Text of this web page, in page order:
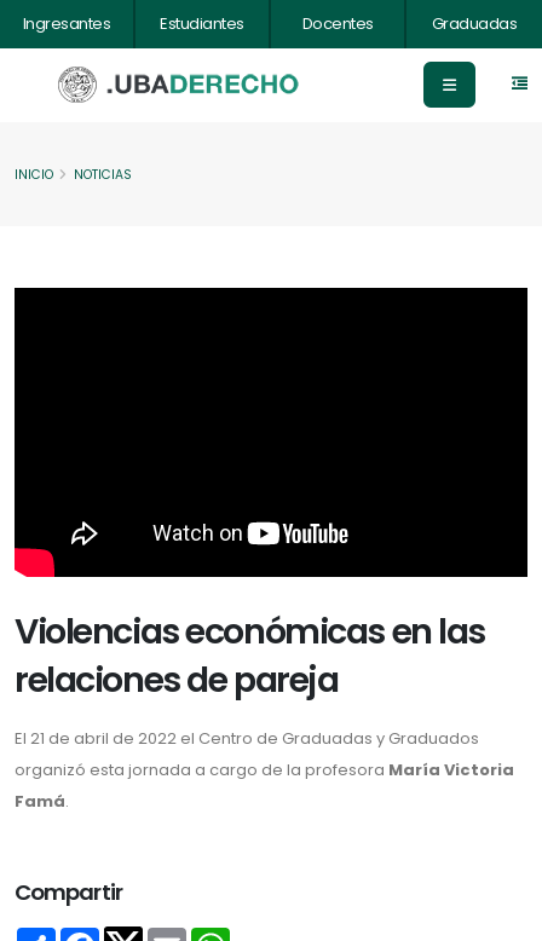
Ingresantes Estudiantes Docentes Graduadas
INICIO NOTICIAS
Violencias económicas en las
relaciones de pareja
El 21 de abril de 2022 el Centro de Graduadas y Graduados
organizó esta jornada a cargo de la profesora María Victoria
Famá.
Compartir